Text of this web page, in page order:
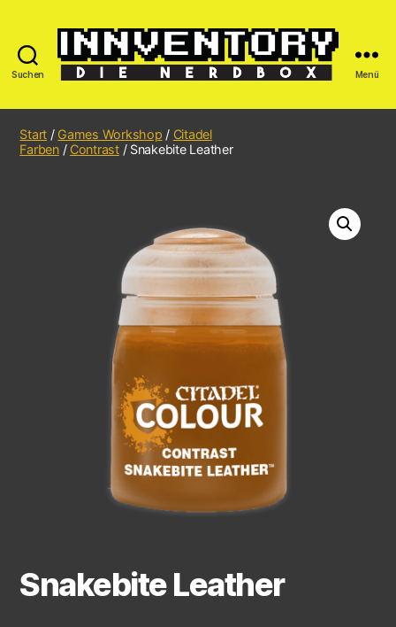
Suchen Menü
Start / Games Workshop / Citadel
Farben/ Contrast/ Snakebite Leather
Snakebite Leather